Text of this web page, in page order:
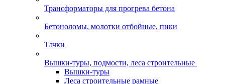
Трансформаторы для прогрева бетона
Бетоноломы, молотки отбойные, пики
Тачки
Вышки-туры, подмости, леса строительные
Вышки-туры
Леса строительные рамные